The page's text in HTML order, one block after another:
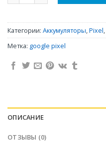
Категории: Аккумуляторы,Pixel,
Метка: google pixel
ОПИСАНИЕ
ОТЗЫВЫ (0)